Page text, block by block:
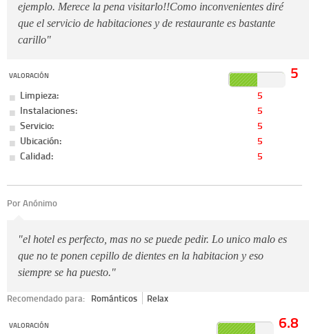
ejemplo. Merece la pena visitarlo!!Como inconvenientes diré
que el servicio de habitaciones y de restaurante es bastante
carillo"
VALORACIÓN 5
Limpieza:
5
Instalaciones:
5
Servicio:
5
Ubicación:
5
Calidad:
5
Por Anónimo
"el hotel es perfecto, mas no se puede pedir. Lo unico malo es
que no te ponen cepillo de dientes en la habitacion y eso
siempre se ha puesto."
Recomendado para: Románticos Relax
VALORACIÓN 6.8